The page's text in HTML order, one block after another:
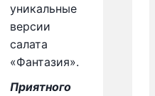
уникальные
версии
салата
«Фантазия».
Приятного